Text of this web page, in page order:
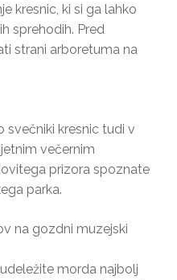
kresnic, ki si ga lahko
sprehodih. Pred
strani arboretuma na
svečniki kresnic tudi v
večernim
prizora spoznate
parka.
na gozdni muzejski
morda najbolj